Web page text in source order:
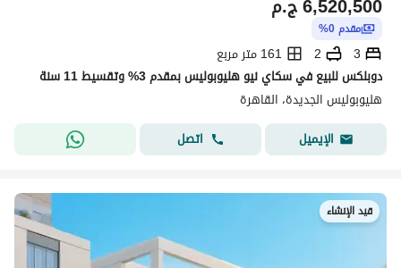
مقدم 0%
3
2
161 متر مربع
دوبلكس للبيع في سكاي نيو هليوبوليس بمقدم 3% وتقسيط 11 سنة
هليوبوليس الجديدة، القاهرة
الإيميل
اتصل
قيد الإنشاء